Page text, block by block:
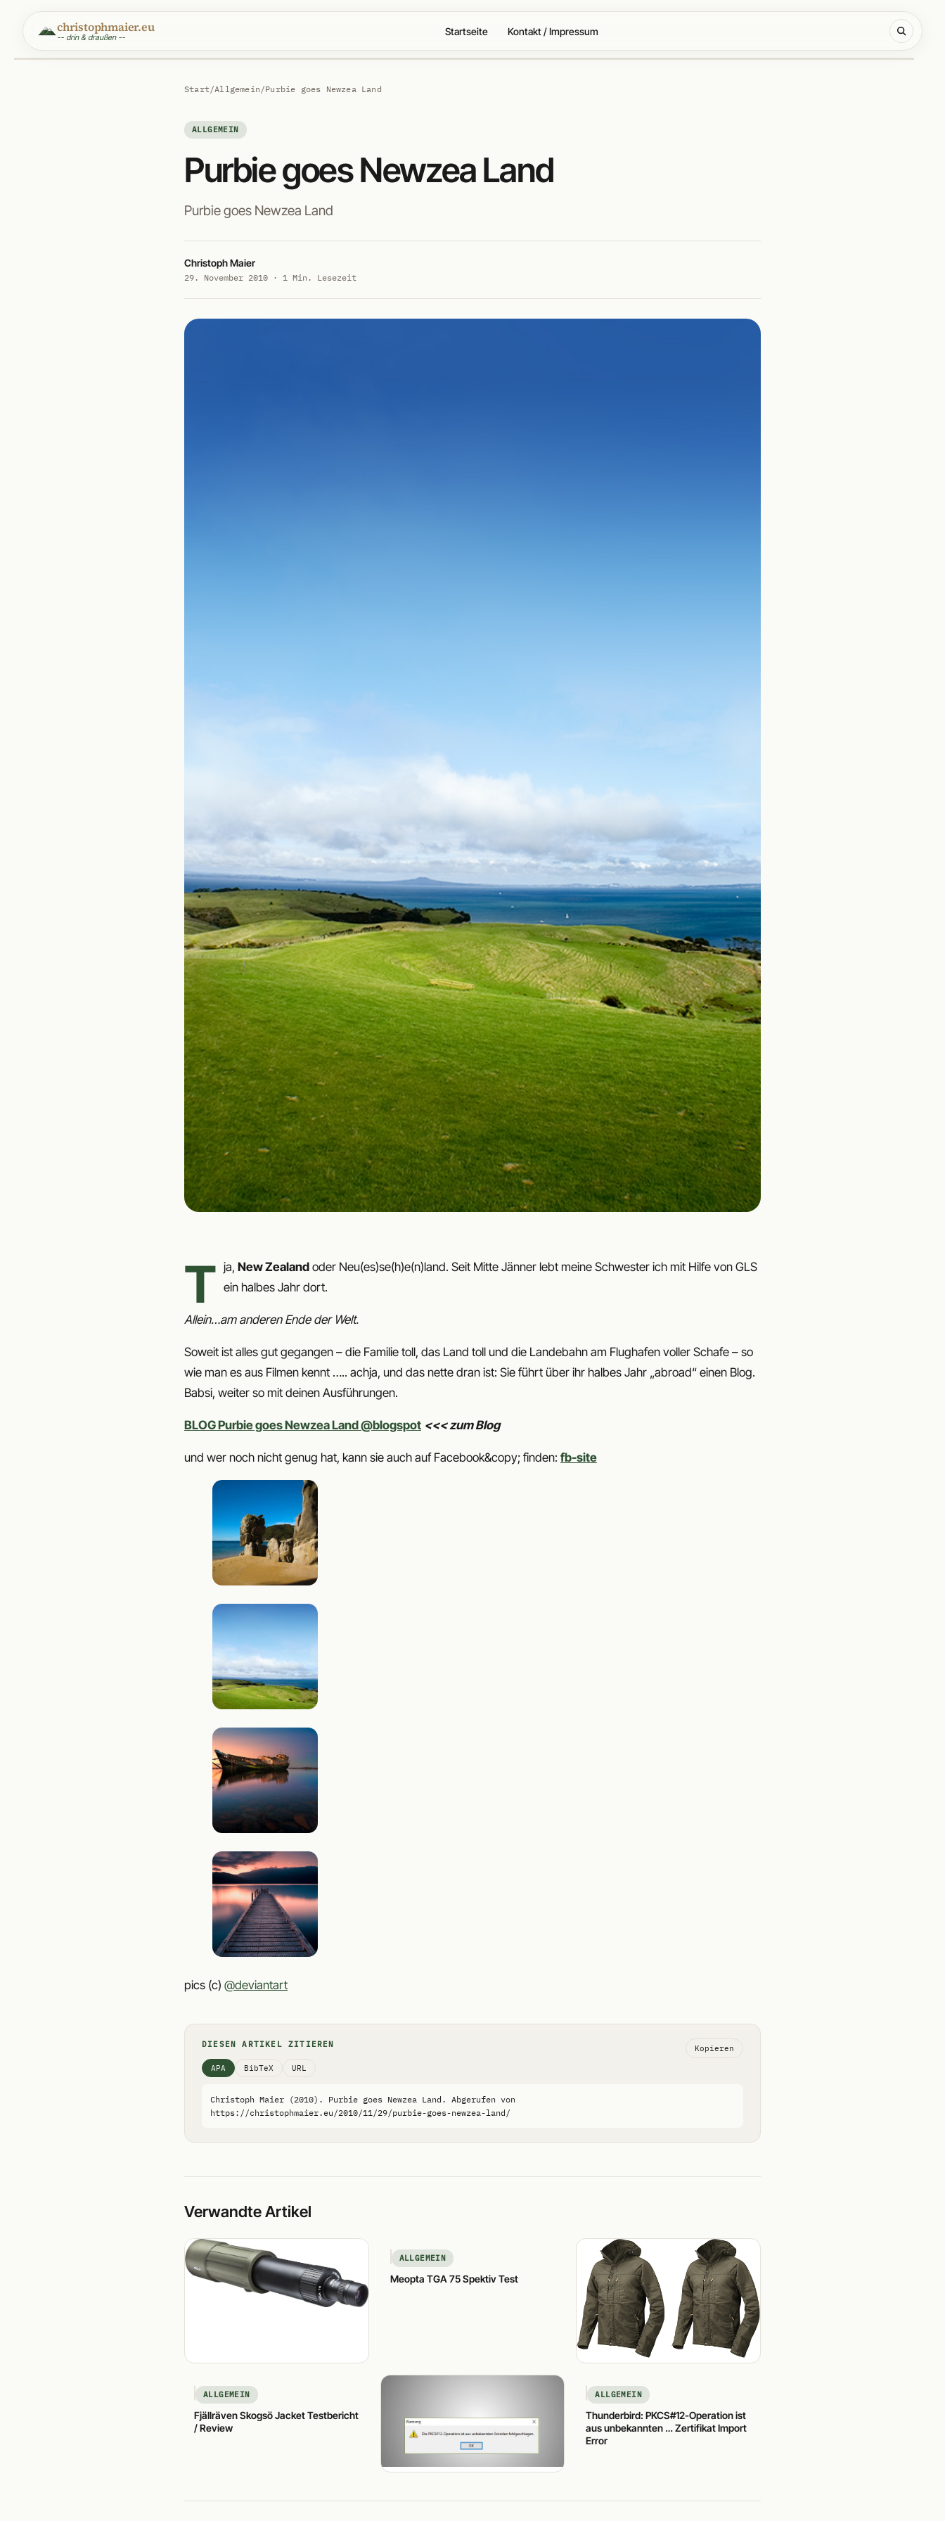
christophmaier.eu
-- drin & draußen -- Startseite Kontakt / Impressum
Start/Allgemein /Purbie goes Newzea Land
ALLGEMEIN
Purbie goes Newzea Land
Purbie goes Newzea Land
Christoph Maier
29. November 2010 · 1 Min. Lesezeit
T ja, New Zealand oder Neu(es)se(h)e(n)land. Seit Mitte Jänner lebt meine Schwester ich mit Hilfe von GLS
ein halbes Jahr dort.
Allein…am anderen Ende der Welt.
Soweit ist alles gut gegangen – die Familie toll, das Land toll und die Landebahn am Flughafen voller Schafe – so
wie man es aus Filmen kennt ….. achja, und das nette dran ist: Sie führt über ihr halbes Jahr „abroad“ einen Blog.
Babsi, weiter so mit deinen Ausführungen.
BLOG Purbie goes Newzea Land @blogspot <<< zum Blog
und wer noch nicht genug hat, kann sie auch auf Facebook&copy; finden: fb-site
pics (c) @deviantart
DIESEN ARTIKEL ZITIEREN
APA BibTeX URL
Christoph Maier (2010). Purbie goes Newzea Land. Abgerufen von
https://christophmaier.eu/2010/11/29/purbie-goes-newzea-land/
Kopieren
Verwandte Artikel
ALLGEMEIN
Meopta TGA 75 Spektiv Test
ALLGEMEIN
Fjällräven Skogsö Jacket Testbericht
/ Review
ALLGEMEIN
Thunderbird: PKCS#12-Operation ist
aus unbekannten … Zertifikat Import
Error